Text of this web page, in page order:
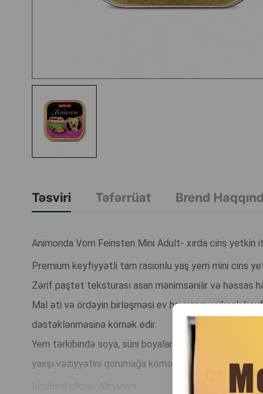
Təsviri Təfərrüat Brend
Animonda Vom Feinsten Mini Adult- xırda cins
Premium keyfiyyətli tam rasionlu yaş yem mini cins
Zərif paştet teksturası asan mənimsənilir və həssas
Mal əti və ördəyin birləşməsi ev heyvanını yüksək
dəstəklənməsinə kömək edir.
Yem tərkibində soya, süni boyalar və konservantlar
yaxşı vəziyyətini qorumağa kömək edir.